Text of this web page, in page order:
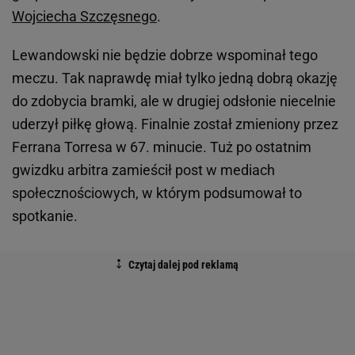
Wojciecha Szczęsnego.
Lewandowski nie będzie dobrze wspominał tego
meczu. Tak naprawdę miał tylko jedną dobrą okazję
do zdobycia bramki, ale w drugiej odsłonie niecelnie
uderzył piłkę głową. Finalnie został zmieniony przez
Ferrana Torresa w 67. minucie. Tuż po ostatnim
gwizdku arbitra zamieścił post w mediach
społecznościowych, w którym podsumował to
spotkanie.